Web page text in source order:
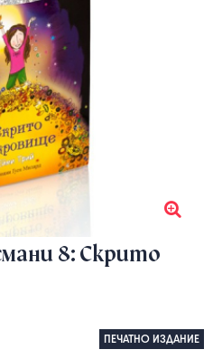
8: Скрито
ПЕЧАТНО ИЗДАНИЕ